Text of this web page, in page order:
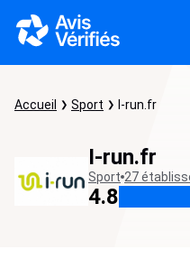
Accueil Sport I-run.fr
I-run.fr
Sport 27
4.8